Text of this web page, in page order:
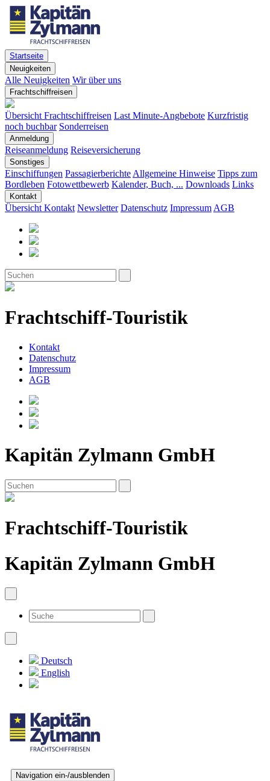
Startseite
Neuigkeiten
Alle Neuigkeiten Wir über uns
Frachtschiffreisen
Übersicht Frachtschiffreisen Last Minute-Angbebote Kurzfristig
noch buchbar Sonderreisen
Anmeldung
Reiseanmeldung Reiseversicherung
Sonstiges
Einschiffungen Passagierberichte Allgemeine Hinweise Tipps zum
Bordleben Fotowettbewerb Kalender, Buch, ... Downloads Links
Kontakt
Übersicht Kontakt Newsletter Datenschutz Impressum AGB
Frachtschiff-Touristik
Kontakt
Datenschutz
Impressum
AGB
Kapitän Zylmann GmbH
Frachtschiff-Touristik
Kapitän Zylmann GmbH
Deutsch
English
Navigation ein-/ausblenden